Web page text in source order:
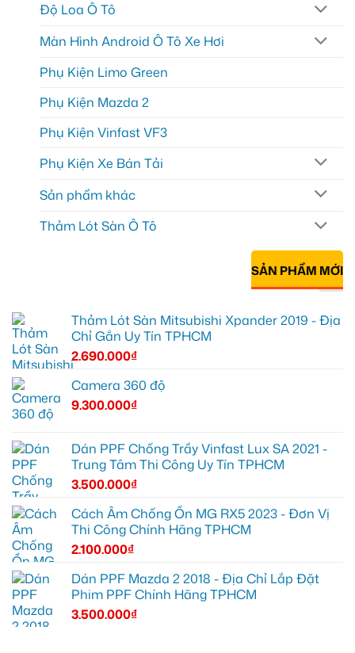
Độ Loa Ô Tô
Màn Hình Android Ô Tô Xe Hơi
Phụ Kiện Limo Green
Phụ Kiện Mazda 2
Phụ Kiện Vinfast VF3
Phụ Kiện Xe Bán Tải
Sản phẩm khác
Thảm Lót Sàn Ô Tô
SẢN PHẨM MỚI
Thảm Lót Sàn Mitsubishi Xpander 2019 - Địa
Chỉ Gắn Uy Tín TPHCM
2.690.000₫
Camera 360 độ
9.300.000₫
Dán PPF Chống Trầy Vinfast Lux SA 2021 -
Trung Tâm Thi Công Uy Tín TPHCM
3.500.000₫
Cách Âm Chống Ồn MG RX5 2023 - Đơn Vị
Thi Công Chính Hãng TPHCM
2.100.000₫
Dán PPF Mazda 2 2018 - Địa Chỉ Lắp Đặt
Phim PPF Chính Hãng TPHCM
3.500.000₫